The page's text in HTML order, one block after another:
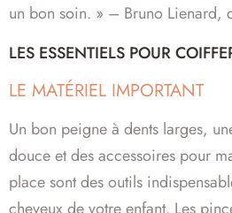
un bon soin. » – Bruno Lienard,
LES ESSENTIELS POUR
LE MATÉRIEL IMPORTANT
Un bon peigne à dents larges,
douce et des accessoires pour
place sont des outils
cheveux de votre enfant. Les